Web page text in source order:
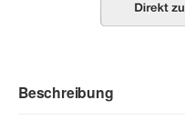
Beschreibung